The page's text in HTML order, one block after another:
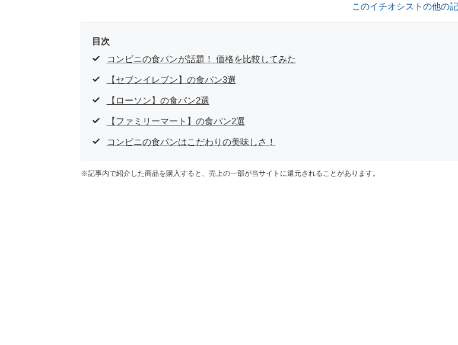
このイチオシストの他の
目次
コンビニの食パンが話題！ 価格を比較してみた
【セブンイレブン】の食パン3選
【ローソン】の食パン2選
【ファミリーマート】の食パン2選
コンビニの食パンはこだわりの美味しさ！
※記事内で紹介した商品を購入すると、売上の一部が当サイトに還元されることがあります。